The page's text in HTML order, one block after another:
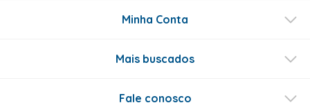
Este produto ainda não tem perguntas